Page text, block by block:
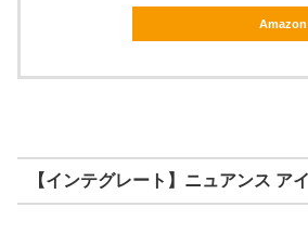
Amazon
【インテグレート】ニュアンス ア